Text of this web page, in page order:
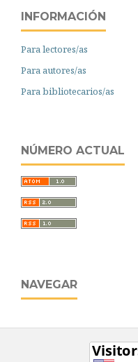
INFORMACIÓN
Para lectores/as
Para autores/as
Para bibliotecarios/as
NÚMERO ACTUAL
NAVEGAR